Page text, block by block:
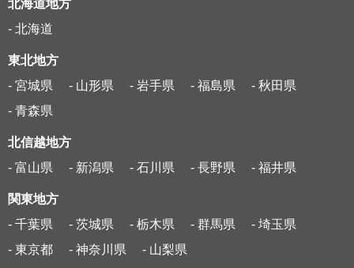
北海道地方
- 北海道
東北地方
- 宮城県
- 山形県 - 岩手県 - 福島県
- 秋田県
- 青森県
北信越地方
- 富山県
- 新潟県 - 石川県 - 長野県 - 福井県
関東地方
- 千葉県
- 茨城県 - 栃木県 - 群馬県
- 埼玉県
- 東京都
- 神奈川県 - 山梨県